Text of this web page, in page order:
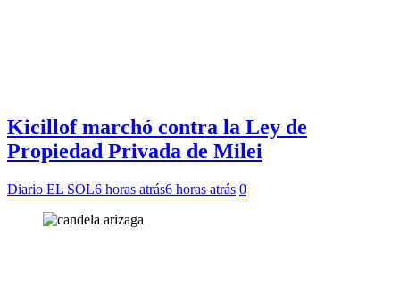
Kicillof marchó contra la Ley de
Propiedad Privada de Milei
Diario EL SOL6 horas atrás6 horas atrás 0